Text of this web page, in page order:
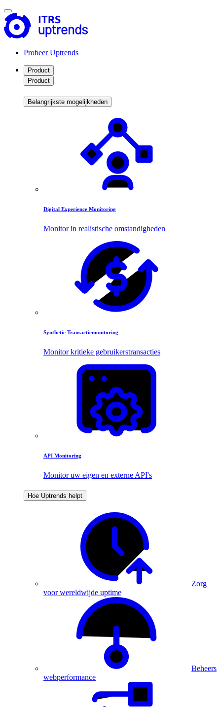
Probeer Uptrends
Product
Product
Belangrijkste mogelijkheden
Digital Experience Monitoring
Monitor in realistische omstandigheden
Synthetic Transactiemonitoring
Monitor kritieke gebruikerstransacties
API Monitoring
Monitor uw eigen en externe API's
Hoe Uptrends helpt
Zorg
voor wereldwijde uptime
Beheers
webperformance